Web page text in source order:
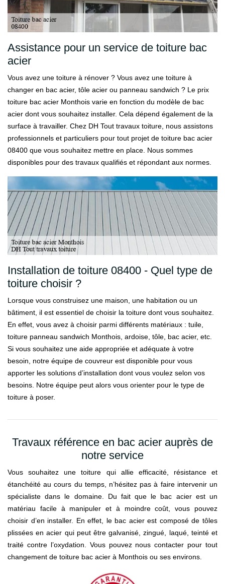
Assistance pour un service de toiture bac
acier
Vous avez une toiture à rénover ? Vous avez une toiture à
changer en bac acier, tôle acier ou panneau sandwich ? Le prix
toiture bac acier Monthois varie en fonction du modèle de bac
acier dont vous souhaitez installer. Cela dépend également de la
surface à travailler. Chez DH Tout travaux toiture, nous assistons
professionnels et particuliers pour tout projet de toiture bac acier
08400 que vous souhaitez mettre en place. Nous sommes
disponibles pour des travaux qualifiés et répondant aux normes.
Installation de toiture 08400 - Quel type de
toiture choisir ?
Lorsque vous construisez une maison, une habitation ou un
bâtiment, il est essentiel de choisir la toiture dont vous souhaitez.
En effet, vous avez à choisir parmi différents matériaux : tuile,
toiture panneau sandwich Monthois, ardoise, tôle, bac acier, etc.
Si vous souhaitez une aide appropriée et adéquate à votre
besoin, notre équipe de couvreur est disponible pour vous
apporter les solutions d’installation dont vous voulez selon vos
besoins. Notre équipe peut alors vous orienter pour le type de
toiture à poser.
Travaux référence en bac acier auprès de
notre service
Vous souhaitez une toiture qui allie efficacité, résistance et
étanchéité au cours du temps, n’hésitez pas à faire intervenir un
spécialiste dans le domaine. Du fait que le bac acier est un
matériau facile à manipuler et à moindre coût, vous pouvez
choisir d’en installer. En effet, le bac acier est composé de tôles
plissées en acier qui peut être galvanisé, zingué, laqué, teinté et
traité contre l’oxydation. Vous pouvez nous contacter pour tout
changement de toiture bac acier à Monthois ou ses environs.